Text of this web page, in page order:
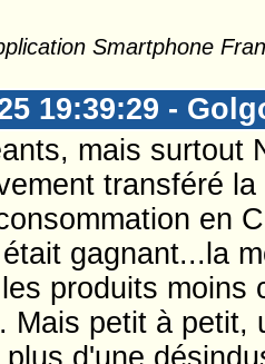
Smartphone
19:39:29 -
mais surtout
transféré
en
était gagnant...la
produits moins
Mais petit à petit,
d'une